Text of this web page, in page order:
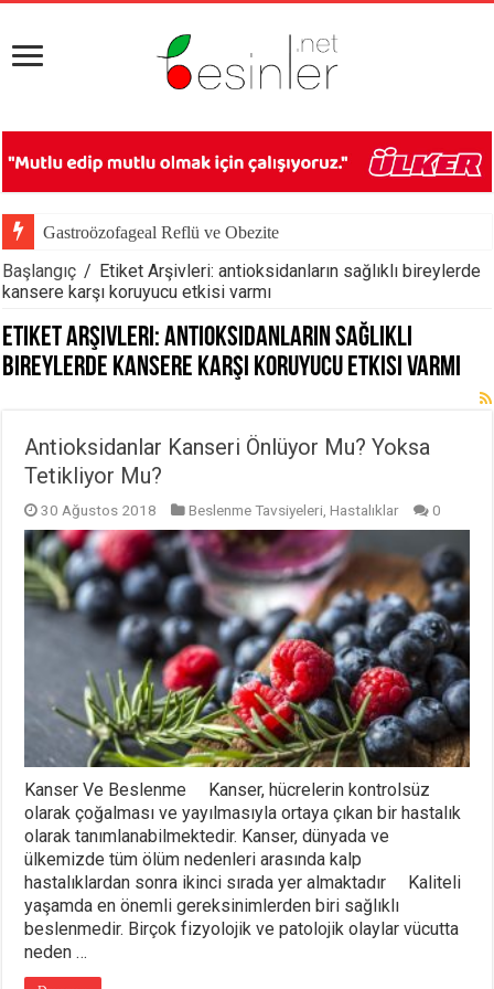
Gastroözofageal Reflü ve Obezite
Başlangıç / Etiket Arşivleri: antioksidanların sağlıklı bireylerde
kansere karşı koruyucu etkisi varmı
Etiket Arşivleri:antioksidanların sağlıklı
bireylerde kansere karşı koruyucu etkisi varmı
Antioksidanlar Kanseri Önlüyor Mu? Yoksa
Tetikliyor Mu?
30 Ağustos 2018 Beslenme Tavsiyeleri,Hastalıklar 0
Kanser Ve Beslenme Kanser, hücrelerin kontrolsüz
olarak çoğalması ve yayılmasıyla ortaya çıkan bir hastalık
olarak tanımlanabilmektedir. Kanser, dünyada ve
ülkemizde tüm ölüm nedenleri arasında kalp
hastalıklardan sonra ikinci sırada yer almaktadır Kaliteli
yaşamda en önemli gereksinimlerden biri sağlıklı
beslenmedir. Birçok fizyolojik ve patolojik olaylar vücutta
neden …